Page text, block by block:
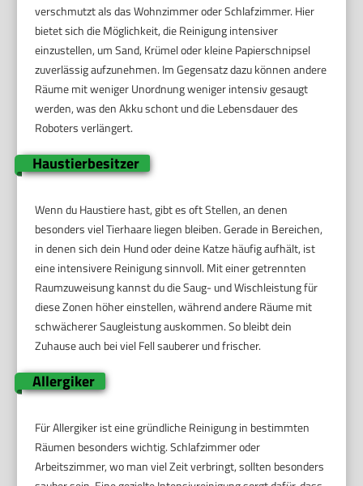
verschmutzt als das Wohnzimmer oder Schlafzimmer. Hier
bietet sich die Möglichkeit, die Reinigung intensiver
einzustellen, um Sand, Krümel oder kleine Papierschnipsel
zuverlässig aufzunehmen. Im Gegensatz dazu können andere
Räume mit weniger Unordnung weniger intensiv gesaugt
werden, was den Akku schont und die Lebensdauer des
Roboters verlängert.
Haustierbesitzer
Wenn du Haustiere hast, gibt es oft Stellen, an denen
besonders viel Tierhaare liegen bleiben. Gerade in Bereichen,
in denen sich dein Hund oder deine Katze häufig aufhält, ist
eine intensivere Reinigung sinnvoll. Mit einer getrennten
Raumzuweisung kannst du die Saug- und Wischleistung für
diese Zonen höher einstellen, während andere Räume mit
schwächerer Saugleistung auskommen. So bleibt dein
Zuhause auch bei viel Fell sauberer und frischer.
Allergiker
Für Allergiker ist eine gründliche Reinigung in bestimmten
Räumen besonders wichtig. Schlafzimmer oder
Arbeitszimmer, wo man viel Zeit verbringt, sollten besonders